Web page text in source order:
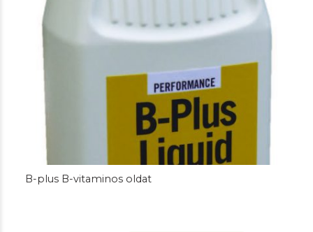
B-plus B-vitaminos oldat